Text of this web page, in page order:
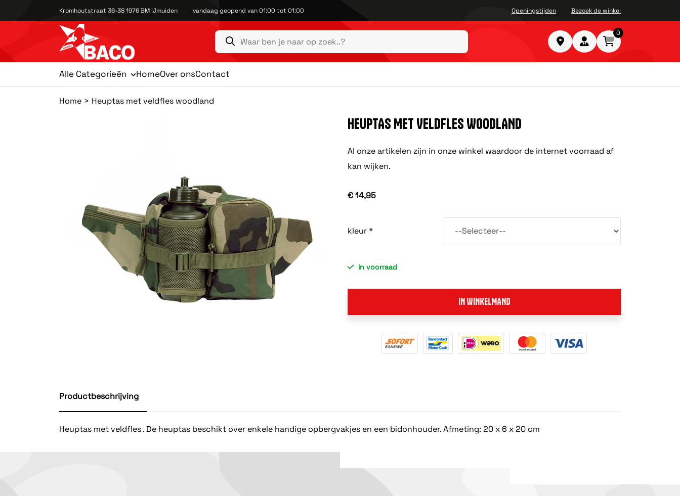
Kromhoutstraat 36-38 1976 BM IJmuiden vandaag geopend van 01:00 tot 01:00 Openingstijden Bezoek de winkel
0
Alle Categorieën HomeOver onsContact
Home Heuptas met veldfles woodland
HEUPTAS MET VELDFLES WOODLAND
Al onze artikelen zijn in onze winkel waardoor de internet voorraad af
kan wijken.
€ 14,95
kleur *
in voorraad
IN WINKELMAND
Productbeschrijving
Heuptas met veldfles . De heuptas beschikt over enkele handige opbergvakjes en een bidonhouder. Afmeting: 20 x 6 x 20 cm